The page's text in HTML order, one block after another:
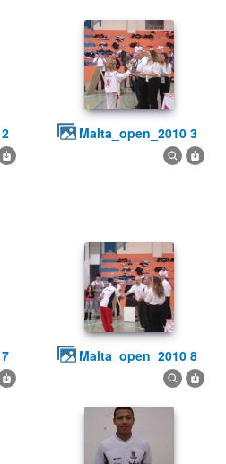
malta_open_2010 3
malta_open_2010 8